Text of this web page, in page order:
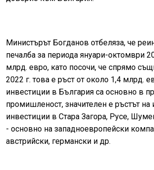
Министърът Богданов отбеляза, че
печалба за периода януари-октомври
млрд. евро, като посочи, че спрямо
2022 г. това е ръст от около 1,4 млрд.
инвестиции в България са основно в
промишленост, значителен е ръстът на
инвестиции в Стара Загора, Русе,
- основно на западноевропейски
австрийски, германски и др.